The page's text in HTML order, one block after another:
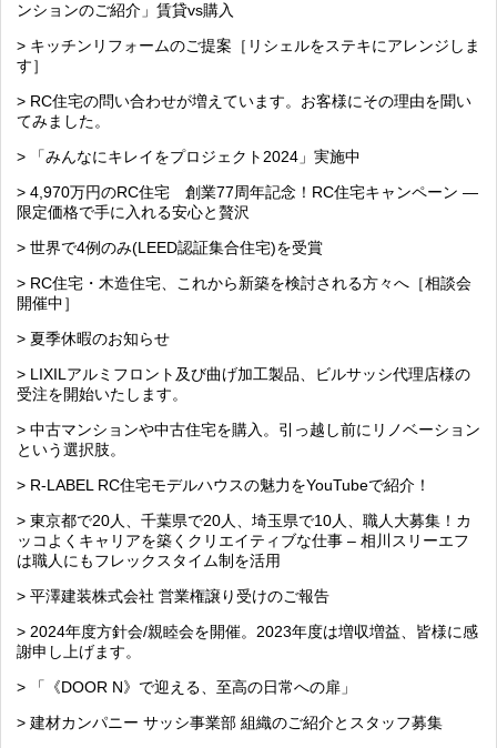
ンションのご紹介」賃貸vs購入
> キッチンリフォームのご提案［リシェルをステキにアレンジしま
す］
> RC住宅の問い合わせが増えています。お客様にその理由を聞い
てみました。
> 「みんなにキレイをプロジェクト2024」実施中
> 4,970万円のRC住宅 創業77周年記念！RC住宅キャンペーン ―
限定価格で手に入れる安心と贅沢
> 世界で4例のみ(LEED認証集合住宅)を受賞
> RC住宅・木造住宅、これから新築を検討される方々へ［相談会
開催中］
> 夏季休暇のお知らせ
> LIXILアルミフロント及び曲げ加工製品、ビルサッシ代理店様の
受注を開始いたします。
> 中古マンションや中古住宅を購入。引っ越し前にリノベーション
という選択肢。
> R-LABEL RC住宅モデルハウスの魅力をYouTubeで紹介！
> 東京都で20人、千葉県で20人、埼玉県で10人、職人大募集！カ
ッコよくキャリアを築くクリエイティブな仕事 – 相川スリーエフ
は職人にもフレックスタイム制を活用
> 平澤建装株式会社 営業権譲り受けのご報告
> 2024年度方針会/親睦会を開催。2023年度は増収増益、皆様に感
謝申し上げます。
> 「《DOOR N》で迎える、至高の日常への扉」
> 建材カンパニー サッシ事業部 組織のご紹介とスタッフ募集